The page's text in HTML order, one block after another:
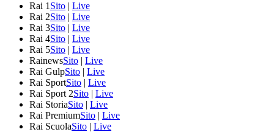
Rai 1 Sito | Live
Rai 2Sito | Live
Rai 3Sito | Live
Rai 4Sito | Live
Rai 5Sito | Live
RainewsSito | Live
Rai GulpSito | Live
Rai SportSito | Live
Rai Sport 2Sito | Live
Rai StoriaSito | Live
Rai PremiumSito | Live
Rai ScuolaSito | Live